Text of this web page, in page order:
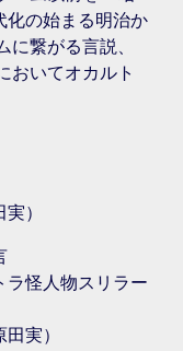
化の始まる明治か
に繋がる言説、
おいてオカルト
）
怪人物スリラー
実）